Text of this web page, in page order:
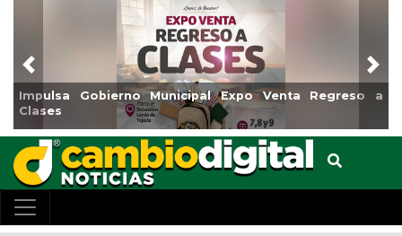
Impulsa Gobierno Municipal Expo Venta Regreso a
Clases
Previous